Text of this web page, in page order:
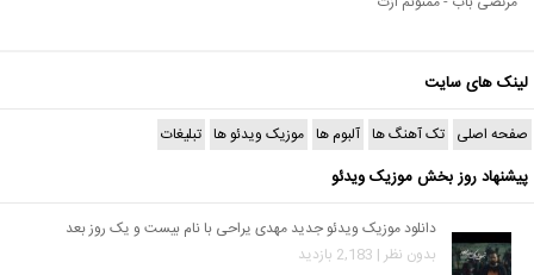
لینک های سایت
صفحه اصلی تک آهنگ ها آلبوم ها موزیک ویدئو ها تبلیغات
پیشنهاد روز بخش موزیک ویدئو
دانلود موزیک ویدئو جدید مهدی یراحی با نام بیست و یک روز بعد
بدون نظر | 2,183 بازدید